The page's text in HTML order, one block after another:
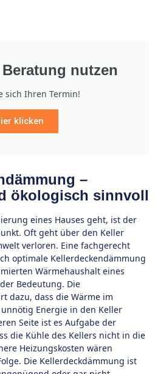
nutzen
sich Ihren Termin!
klicken
–
ökologisch sinnvoll
eines Hauses geht, ist der
Oft geht über den Keller
verloren. Eine fachgerecht
optimale Kellerdeckendämmung
Wärmehaushalt eines
Bedeutung. Die
dazu, dass die Wärme im
Energie in den Keller
Seite ist es Aufgabe der
die Kühle des Kellers nicht in die
Heizungskosten wären
Die Kellerdeckdämmung ist